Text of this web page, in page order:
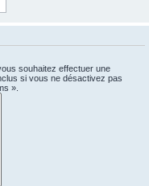
souhaitez effectuer une
si vous ne désactivez pas
».